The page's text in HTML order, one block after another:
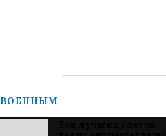
ВОЕННЫМ